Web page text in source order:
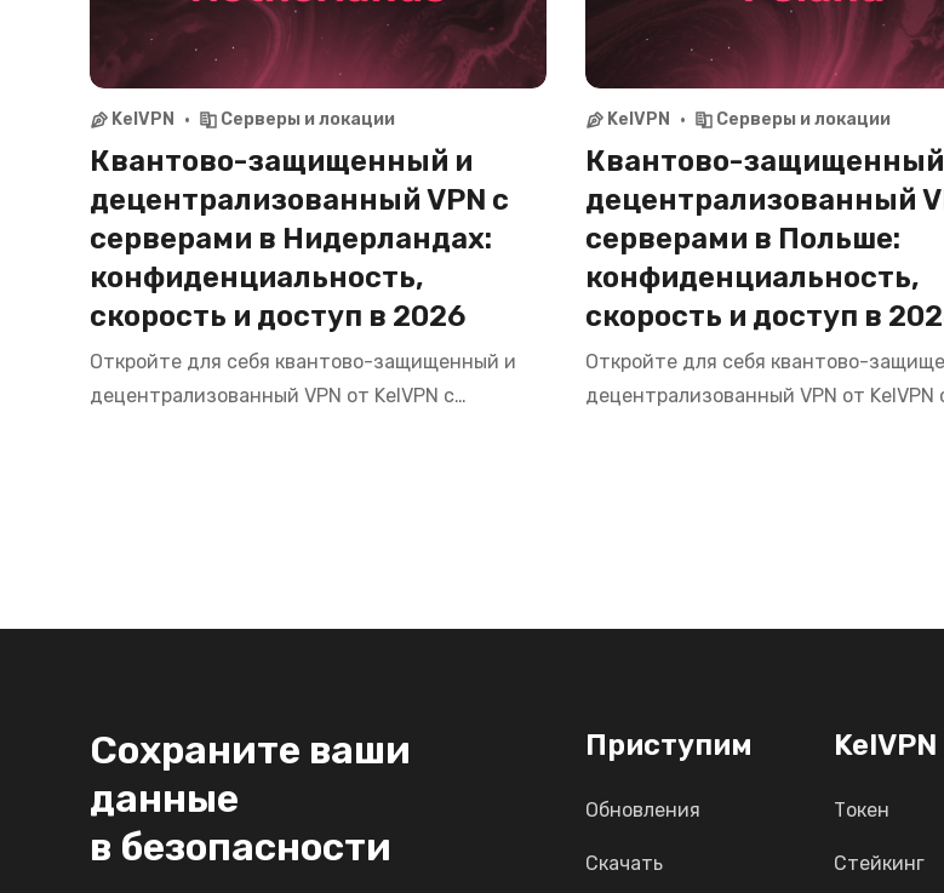
KelVPN Серверы и локации
Квантово-защищенный и
децентрализованный VPN с
серверами в Нидерландах:
конфиденциальность,
скорость и доступ в 2026
Откройте для себя квантово-защищенный и
децентрализованный VPN от KelVPN с
KelVPN Серверы и локации
Квантово-
децентрализованный
серверами в Польше:
конфиденциальность,
скорость и доступ в
Откройте для себя квантово-
децентрализованный VPN от KelVPN
Сохраните ваши
данные
в безопасности
Приступим
Обновления
Скачать
KelVPN
Токен
Стейкинг